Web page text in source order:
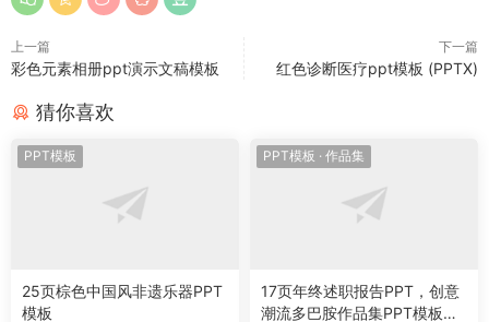
上一篇
彩色元素相册ppt演示文稿模板
下一篇
红色诊断医疗ppt模板 (PPTX)
猜你喜欢
PPT模板
25页棕色中国风非遗乐器PPT
模板
PPT模板 · 作品集
17页年终述职报告PPT，创意
潮流多巴胺作品集PPT模板作